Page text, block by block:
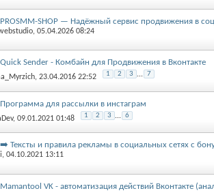
PROSMM-SHOP — Надёжный сервис продвижения в
, 05.04.2026 08:24
Quick Sender - Комбайн для Продвижения в Вконтакте
, 23.04.2016 22:52 1 2 3 ... 7
Программа для рассылки в инстаграм
, 09.01.2021 01:48 1 2 3 ... 6
➡️ Тексты и правила рекламы в социальных сетях с
, 04.10.2021 13:11
Mamantool VK - автоматизация действий Вконтакте